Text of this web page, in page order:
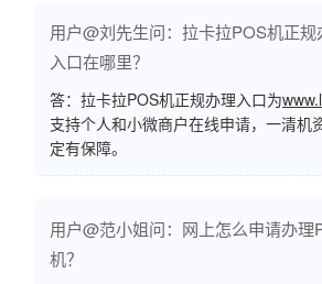
用户@刘先生问：拉卡拉POS机正规
入口在哪里？
答：拉卡拉POS机正规办理入口为
支持个人和小微商户在线申请，一清机
定有保障。
用户@范小姐问：网上怎么申请办理
机？